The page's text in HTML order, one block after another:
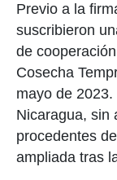
Previo a la
suscribieron
de
Cosecha
mayo de
Nicaragua, sin
procedentes
ampliada tras